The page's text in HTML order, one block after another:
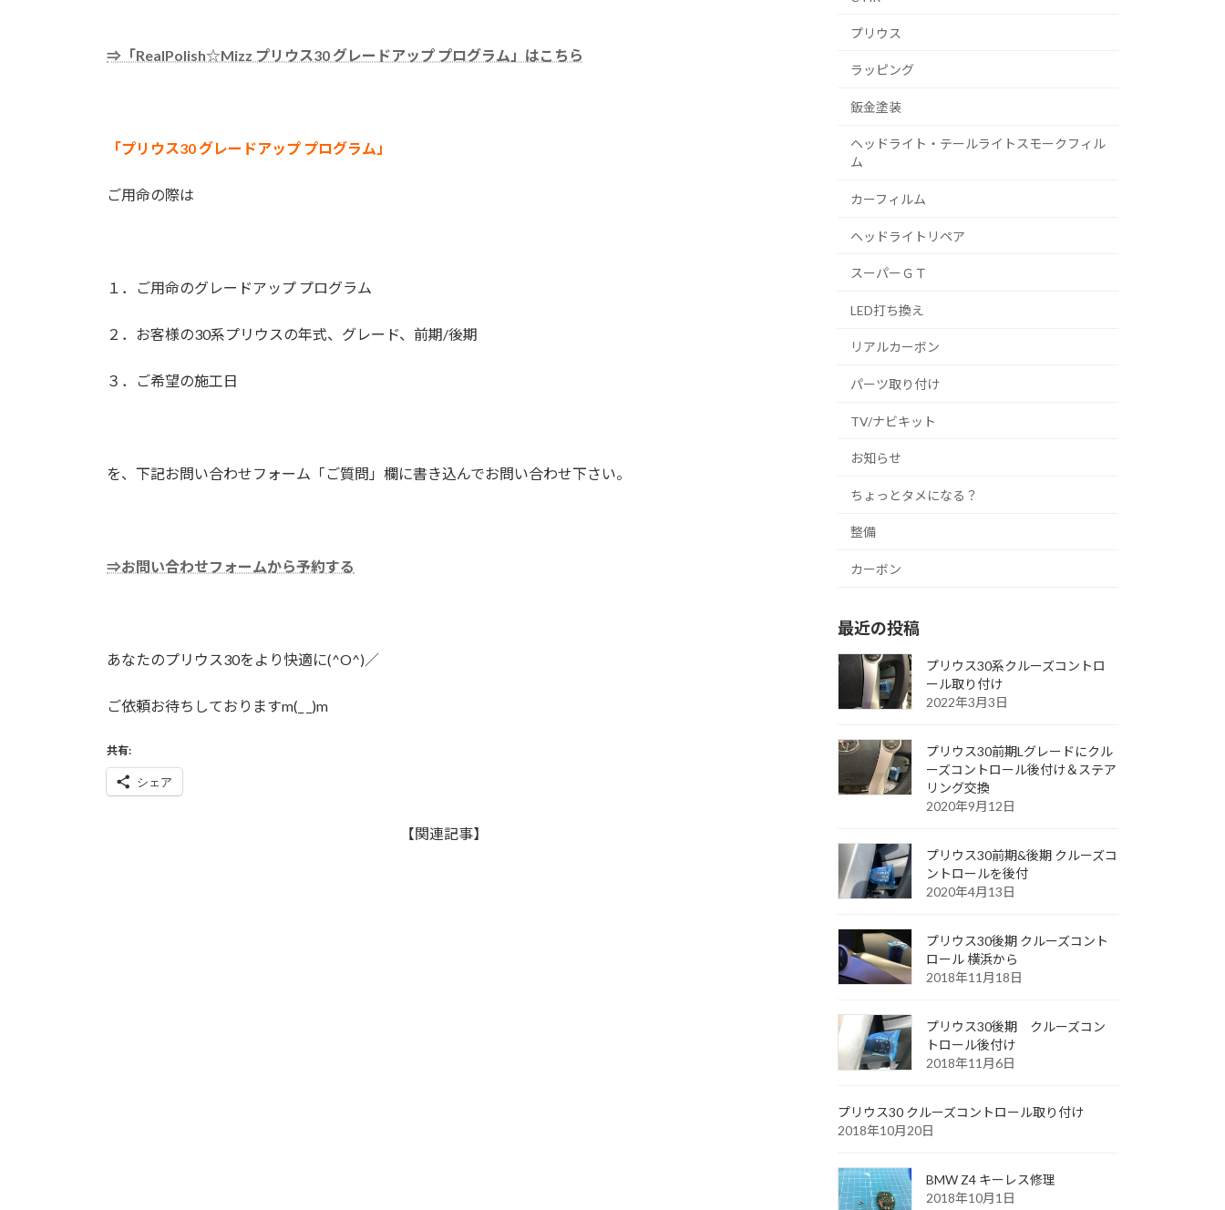
⇒「RealPolish☆Mizz プリウス30 グレードアップ プログラム」はこちら
「プリウス30 グレードアップ プログラム」
ご用命の際は
１．ご用命のグレードアップ プログラム
２．お客様の30系プリウスの年式、グレード、前期/後期
３．ご希望の施工日
を、下記お問い合わせフォーム「ご質問」欄に書き込んでお問い合わせ下さい。
⇒お問い合わせフォームから予約する
あなたのプリウス30をより快適に(^O^)／
ご依頼お待ちしておりますm(_ _)m
共有:
シェア
【関連記事】
プリウス
ラッピング
鈑金塗装
ヘッドライト・テールライトスモークフィル
ム
カーフィルム
ヘッドライトリペア
スーパーＧＴ
LED打ち換え
リアルカーボン
パーツ取り付け
TV/ナビキット
お知らせ
ちょっとタメになる？
整備
カーボン
最近の投稿
プリウス30系クルーズコントロ
ール取り付け
2022年3月3日
プリウス30前期Lグレードにクル
ーズコントロール後付け＆ステア
リング交換
2020年9月12日
プリウス30前期&後期 クルーズコ
ントロールを後付
2020年4月13日
プリウス30後期 クルーズコント
ロール 横浜から
2018年11月18日
プリウス30後期 クルーズコン
トロール後付け
2018年11月6日
プリウス30 クルーズコントロール取り付け
2018年10月20日
BMW Z4 キーレス修理
2018年10月1日